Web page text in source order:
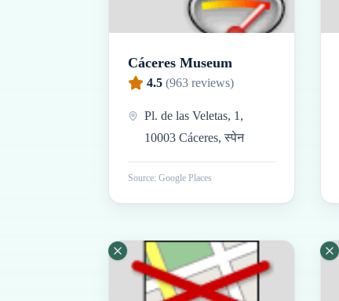
Cáceres Museum
4.5 (963 reviews)
Pl. de las Veletas, 1,
10003 Cáceres, स्पेन
Source: Google Places